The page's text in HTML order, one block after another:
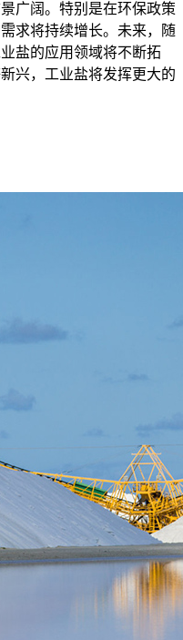
广阔。特别是在环保政策
求将持续增长。未来，随
盐的应用领域将不断拓
兴，工业盐将发挥更大的